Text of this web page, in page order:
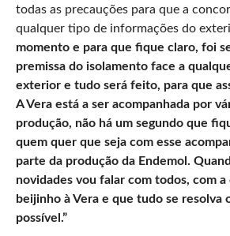
todas as precauções para que a
qualquer tipo de informações do
momento e para que fique claro, foi
premissa do isolamento face a
exterior e tudo será feito, para que
A Vera está a ser acompanhada por
produção, não há um segundo que
quem quer que seja com esse
parte da produção da Endemol.
novidades vou falar com todos, com a
beijinho à Vera e que tudo se resolva
possível.”